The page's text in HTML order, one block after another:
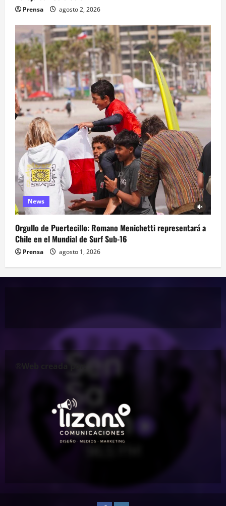
Prensa agosto 2, 2026
News
Orgullo de Puertecillo: Romano Menichetti representará a
Chile en el Mundial de Surf Sub-16
Prensa agosto 1, 2026
®Web creada por: